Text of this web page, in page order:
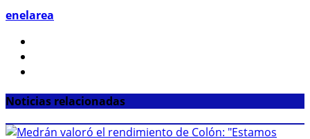
enelarea
Noticias relacionadas